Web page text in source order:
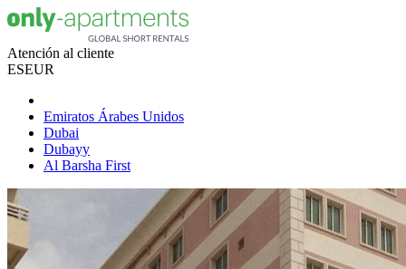
Atención al cliente
ESEUR
Emiratos Árabes Unidos
Dubai
Dubayy
Al Barsha First